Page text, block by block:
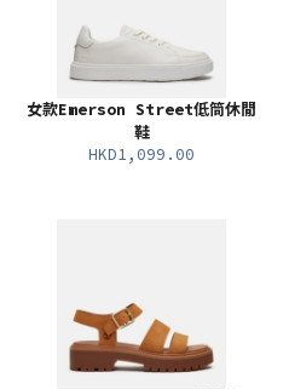
女款Emerson Street低筒休閒
鞋
HKD1,099.00